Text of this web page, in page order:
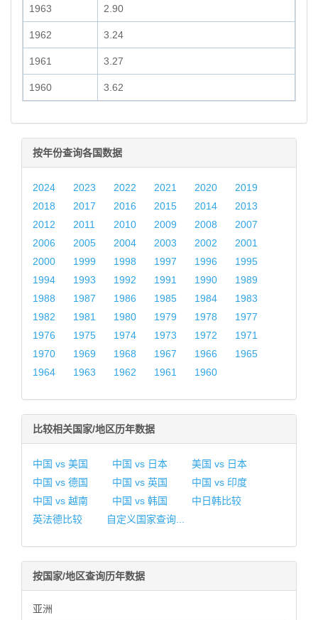
1963 2.90
1962 3.24
1961 3.27
1960 3.62
按年份查询各国数据
2024 2023 2022 2021 2020
2019
2018
2017 2016 2015 2014
2013
2012
2011 2010 2009 2008
2007
2006
2005 2004 2003 2002
2001
2000
1999 1998 1997 1996
1995
1994
1993 1992 1991 1990
1989
1988
1987 1986 1985 1984
1983
1982
1981 1980 1979 1978
1977
1976
1975 1974 1973 1972
1971
1970
1969 1968 1967 1966
1965
1964
1963 1962 1961 1960
比较相关国家/地区历年数据
中国 vs 美国 中国 vs 日本
美国 vs 日本
中国 vs 德国
中国 vs 英国
中国 vs 印度
中国 vs 越南
中国 vs 韩国
中日韩比较
英法德比较
自定义国家查询...
按国家/地区查询历年数据
亚洲